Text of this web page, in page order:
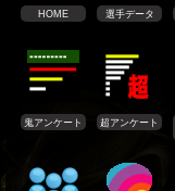
HOME 選手データ
鬼アンケート 超アンケート